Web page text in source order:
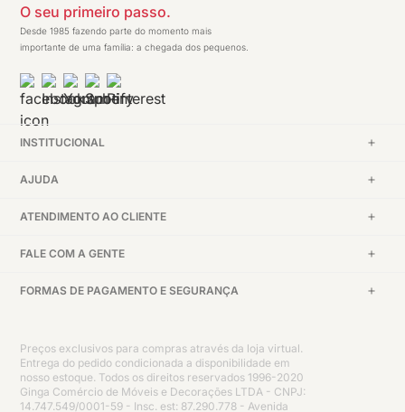
O seu primeiro passo.
Desde 1985 fazendo parte do momento mais
importante de uma família: a chegada dos pequenos.
INSTITUCIONAL
AJUDA
ATENDIMENTO AO CLIENTE
FALE COM A GENTE
FORMAS DE PAGAMENTO E SEGURANÇA
Preços exclusivos para compras através da loja virtual.
Entrega do pedido condicionada a disponibilidade em
nosso estoque. Todos os direitos reservados 1996-2020
Ginga Comércio de Móveis e Decorações LTDA - CNPJ:
14.747.549/0001-59 - Insc. est: 87.290.778 - Avenida